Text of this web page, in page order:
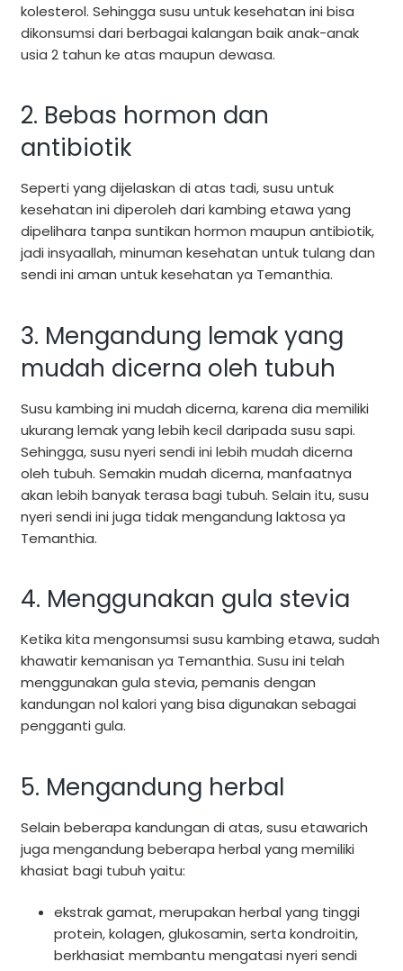
kolesterol. Sehingga susu untuk kesehatan ini bisa
dikonsumsi dari berbagai kalangan baik anak-anak
usia 2 tahun ke atas maupun dewasa.
2. Bebas hormon dan
antibiotik
Seperti yang dijelaskan di atas tadi, susu untuk
kesehatan ini diperoleh dari kambing etawa yang
dipelihara tanpa suntikan hormon maupun antibiotik,
jadi insyaallah, minuman kesehatan untuk tulang dan
sendi ini aman untuk kesehatan ya Temanthia.
3. Mengandung lemak yang
mudah dicerna oleh tubuh
Susu kambing ini mudah dicerna, karena dia memiliki
ukurang lemak yang lebih kecil daripada susu sapi.
Sehingga, susu nyeri sendi ini lebih mudah dicerna
oleh tubuh. Semakin mudah dicerna, manfaatnya
akan lebih banyak terasa bagi tubuh. Selain itu, susu
nyeri sendi ini juga tidak mengandung laktosa ya
Temanthia.
4. Menggunakan gula stevia
Ketika kita mengonsumsi susu kambing etawa, sudah
khawatir kemanisan ya Temanthia. Susu ini telah
menggunakan gula stevia, pemanis dengan
kandungan nol kalori yang bisa digunakan sebagai
pengganti gula.
5. Mengandung herbal
Selain beberapa kandungan di atas, susu etawarich
juga mengandung beberapa herbal yang memiliki
khasiat bagi tubuh yaitu:
ekstrak gamat, merupakan herbal yang tinggi
protein, kolagen, glukosamin, serta kondroitin,
berkhasiat membantu mengatasi nyeri sendi